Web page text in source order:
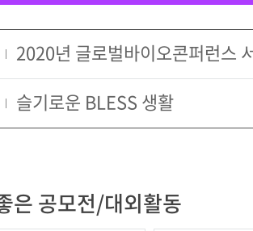
2020년 글로벌바이오콘퍼런스
슬기로운 BLESS 생활
은 공모전/대외활동